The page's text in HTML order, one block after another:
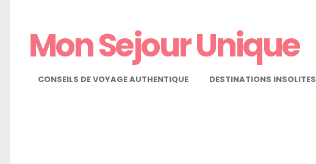
Mon Sejour Unique
CONSEILS DE VOYAGE AUTHENTIQUE DESTINATIONS INSOLITES